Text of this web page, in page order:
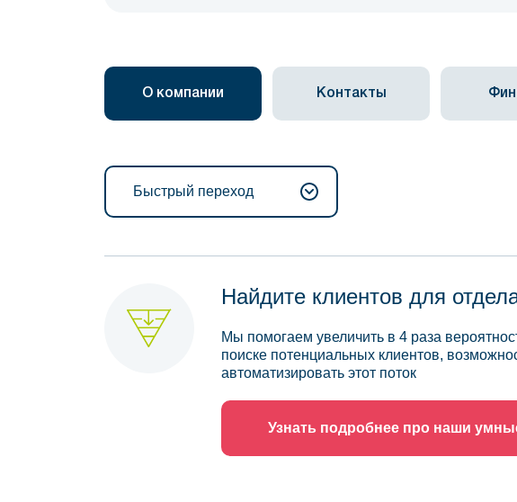
О компании Контакты
Быстрый переход
Найдите клиентов для
Мы помогаем увеличить в 4 раза
поиске потенциальных клиентов,
автоматизировать этот поток
Узнать подробнее про наши